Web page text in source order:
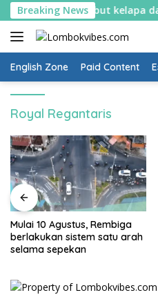
Skip
to
content
Breaking News
spons sabut kelapa dan
English Zone Paid Content
Royal Regantaris
Mulai 10 Agustus, Rembiga
berlakukan sistem satu arah
selama sepekan